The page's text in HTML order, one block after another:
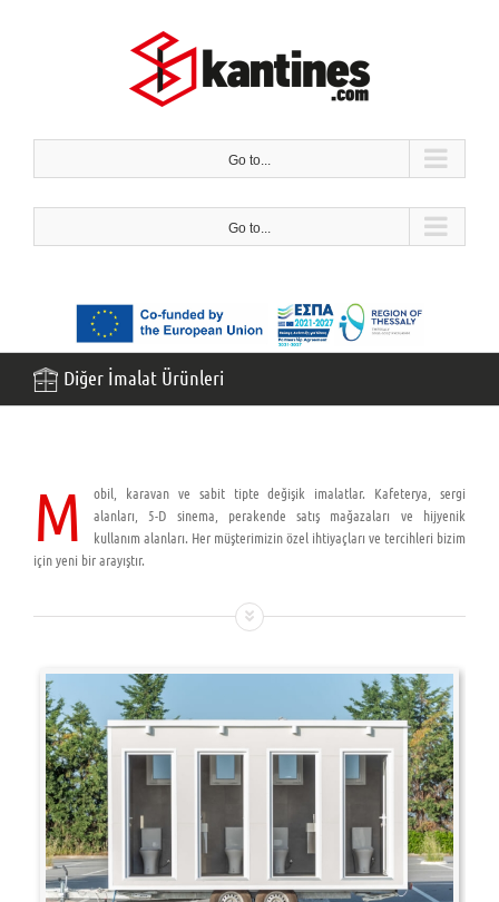
Go to...
Go to...
Diğer İmalat Ürünleri
M
obil, karavan ve sabit tipte değişik imalatlar. Kafeterya, sergi
alanları, 5-D sinema, perakende satış mağazaları ve hijyenik
kullanım alanları. Her müşterimizin özel ihtiyaçları ve tercihleri bizim
için yeni bir arayıştır.